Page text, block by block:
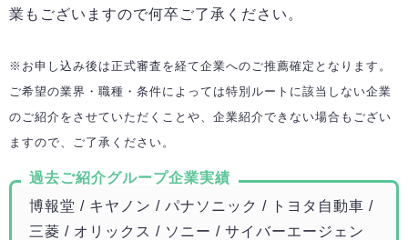
業もございますので何卒ご了承ください。
※お申し込み後は正式審査を経て企業へのご推薦確定となります。
ご希望の業界・職種・条件によっては特別ルートに該当しない企業
のご紹介をさせていただくことや、企業紹介できない場合もござい
ますので、ご了承ください。
過去ご紹介グループ企業実績
博報堂 / キヤノン / パナソニック / トヨタ自動車 /
三菱 / オリックス / ソニー / サイバーエージェン